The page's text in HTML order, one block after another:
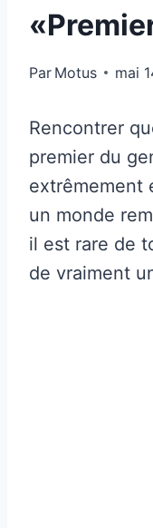
Par Motus mai
Rencontrer
premier du
extrêmement
un monde
il est rare de
de vraiment